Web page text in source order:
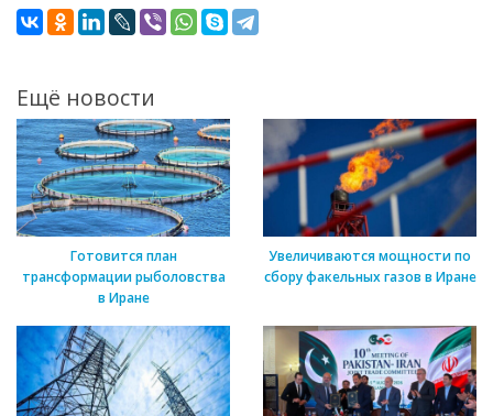
Ещё новости
Готовится план
трансформации рыболовства
в Иране
Увеличиваются мощности по
сбору факельных газов в Иране